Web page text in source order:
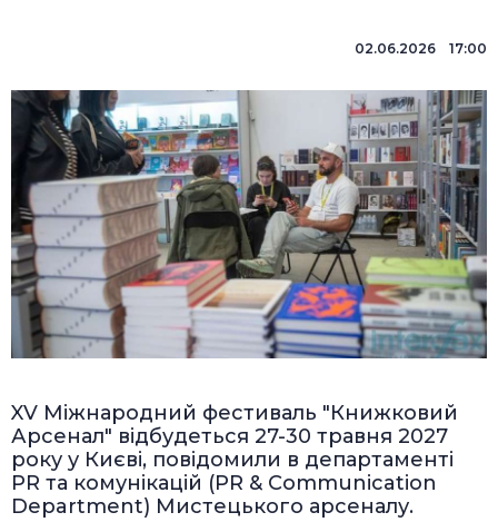
02.06.2026 17:00
XV Міжнародний фестиваль "Книжковий
Арсенал" відбудеться 27-30 травня 2027
року у Києві, повідомили в департаменті
PR та комунікацій (PR & Communication
Department) Мистецького арсеналу.